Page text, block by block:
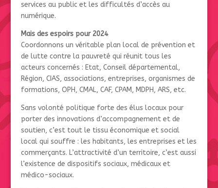
services au public et les difficultés d’accès au
numérique.
Mais des espoirs pour 2024
Coordonnons un véritable plan local de prévention et
de lutte contre la pauvreté qui réunit tous les
acteurs concernés : Etat, Conseil départemental,
Région, CIAS, associations, entreprises, organismes de
formations, OPH, CMAL, CAF, CPAM, MDPH, ARS, etc.
Sans volonté politique forte des élus locaux pour
porter des innovations d’accompagnement et de
soutien, c’est tout le tissu économique et social
local qui souffre : les habitants, les entreprises et les
commerçants. L’attractivité d’un territoire, c’est aussi
l’existence de dispositifs sociaux, médicaux et
médico-sociaux.